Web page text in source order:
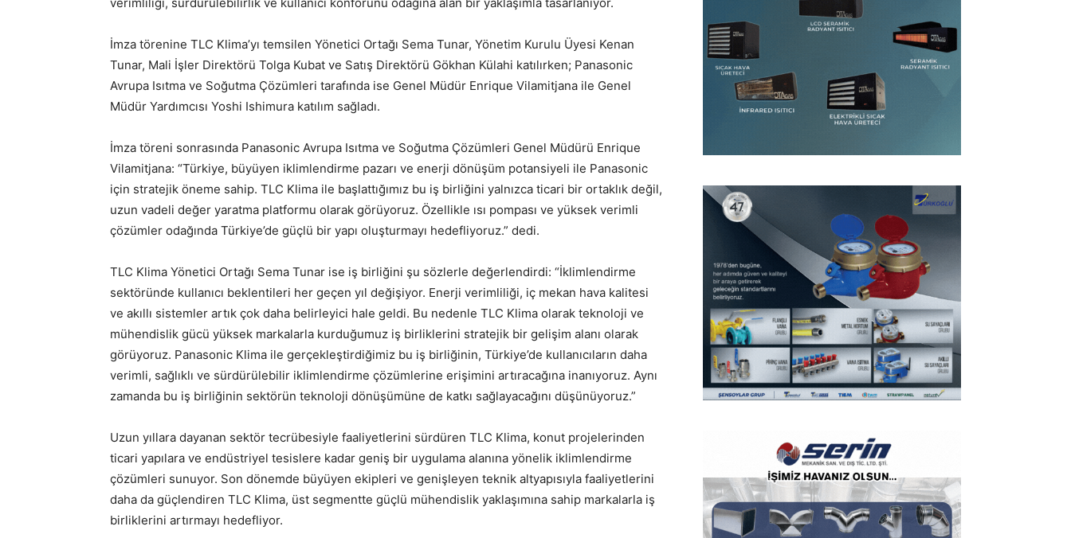
İmza törenine TLC Klima’yı temsilen Yönetici Ortağı Sema Tunar, Yönetim Kurulu Üyesi Kenan
Tunar, Mali İşler Direktörü Tolga Kubat ve Satış Direktörü Gökhan Külahi katılırken; Panasonic
Avrupa Isıtma ve Soğutma Çözümleri tarafında ise Genel Müdür Enrique Vilamitjana ile Genel
Müdür Yardımcısı Yoshi Ishimura katılım sağladı.
İmza töreni sonrasında Panasonic Avrupa Isıtma ve Soğutma Çözümleri Genel Müdürü Enrique
Vilamitjana: “Türkiye, büyüyen iklimlendirme pazarı ve enerji dönüşüm potansiyeli ile Panasonic
için stratejik öneme sahip. TLC Klima ile başlattığımız bu iş birliğini yalnızca ticari bir ortaklık değil,
uzun vadeli değer yaratma platformu olarak görüyoruz. Özellikle ısı pompası ve yüksek verimli
çözümler odağında Türkiye’de güçlü bir yapı oluşturmayı hedefliyoruz.” dedi.
TLC Klima Yönetici Ortağı Sema Tunar ise iş birliğini şu sözlerle değerlendirdi: “İklimlendirme
sektöründe kullanıcı beklentileri her geçen yıl değişiyor. Enerji verimliliği, iç mekan hava kalitesi
ve akıllı sistemler artık çok daha belirleyici hale geldi. Bu nedenle TLC Klima olarak teknoloji ve
mühendislik gücü yüksek markalarla kurduğumuz iş birliklerini stratejik bir gelişim alanı olarak
görüyoruz. Panasonic Klima ile gerçekleştirdiğimiz bu iş birliğinin, Türkiye’de kullanıcıların daha
verimli, sağlıklı ve sürdürülebilir iklimlendirme çözümlerine erişimini artıracağına inanıyoruz. Aynı
zamanda bu iş birliğinin sektörün teknoloji dönüşümüne de katkı sağlayacağını düşünüyoruz.”
Uzun yıllara dayanan sektör tecrübesiyle faaliyetlerini sürdüren TLC Klima, konut projelerinden
ticari yapılara ve endüstriyel tesislere kadar geniş bir uygulama alanına yönelik iklimlendirme
çözümleri sunuyor. Son dönemde büyüyen ekipleri ve genişleyen teknik altyapısıyla faaliyetlerini
daha da güçlendiren TLC Klima, üst segmentte güçlü mühendislik yaklaşımına sahip markalarla iş
birliklerini artırmayı hedefliyor.